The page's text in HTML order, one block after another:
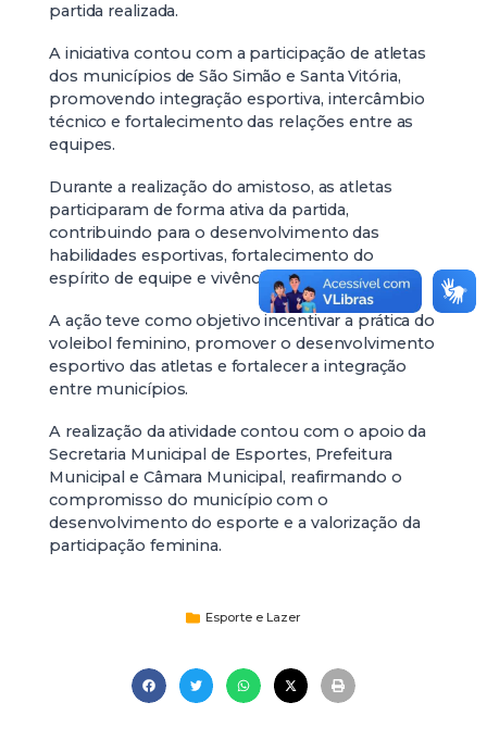
partida realizada.
A iniciativa contou com a participação de atletas
dos municípios de São Simão e Santa Vitória,
promovendo integração esportiva, intercâmbio
técnico e fortalecimento das relações entre as
equipes.
Durante a realização do amistoso, as atletas
participaram de forma ativa da partida,
contribuindo para o desenvolvimento das
habilidades esportivas, fortalecimento do
espírito de equipe e vivência competitiva.
A ação teve como objetivo incentivar a prática do
voleibol feminino, promover o desenvolvimento
esportivo das atletas e fortalecer a integração
entre municípios.
A realização da atividade contou com o apoio da
Secretaria Municipal de Esportes, Prefeitura
Municipal e Câmara Municipal, reafirmando o
compromisso do município com o
desenvolvimento do esporte e a valorização da
participação feminina.
Esporte e Lazer